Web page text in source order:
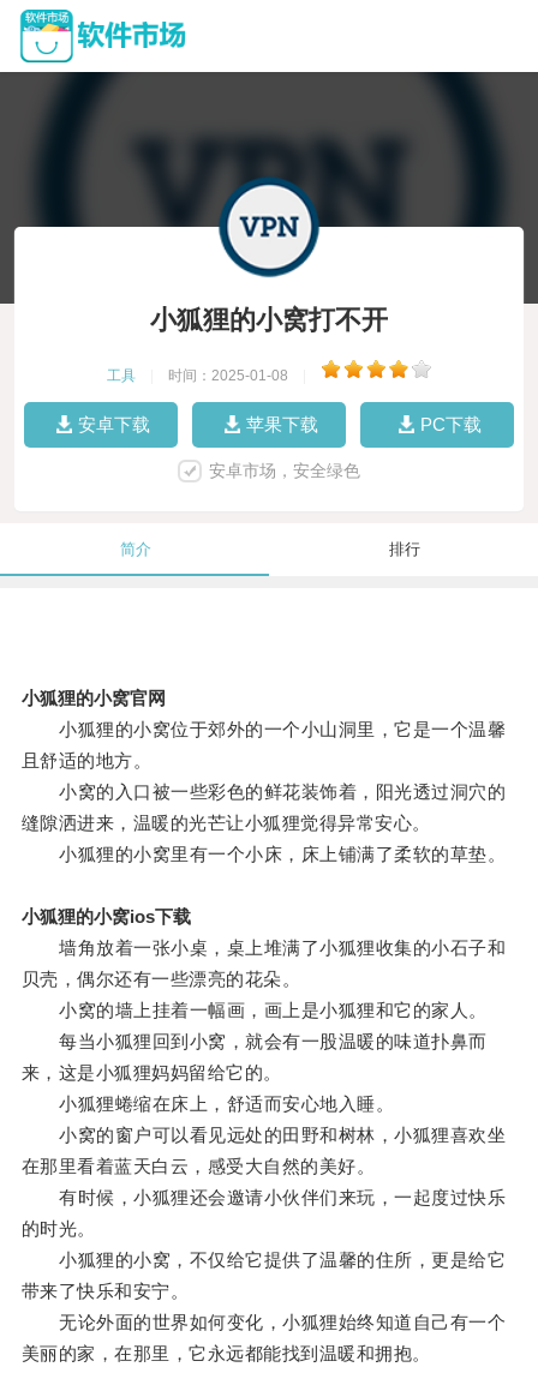
小狐狸的小窝打不开
工具 时间：2025-01-08
安卓下载 苹果下载 PC下载
安卓市场，安全绿色
简介 排行
小狐狸的小窝官网
小狐狸的小窝位于郊外的一个小山洞里，它是一个温馨
且舒适的地方。
小窝的入口被一些彩色的鲜花装饰着，阳光透过洞穴的
缝隙洒进来，温暖的光芒让小狐狸觉得异常安心。
小狐狸的小窝里有一个小床，床上铺满了柔软的草垫。
小狐狸的小窝ios下载
墙角放着一张小桌，桌上堆满了小狐狸收集的小石子和
贝壳，偶尔还有一些漂亮的花朵。
小窝的墙上挂着一幅画，画上是小狐狸和它的家人。
每当小狐狸回到小窝，就会有一股温暖的味道扑鼻而
来，这是小狐狸妈妈留给它的。
小狐狸蜷缩在床上，舒适而安心地入睡。
小窝的窗户可以看见远处的田野和树林，小狐狸喜欢坐
在那里看着蓝天白云，感受大自然的美好。
有时候，小狐狸还会邀请小伙伴们来玩，一起度过快乐
的时光。
小狐狸的小窝，不仅给它提供了温馨的住所，更是给它
带来了快乐和安宁。
无论外面的世界如何变化，小狐狸始终知道自己有一个
美丽的家，在那里，它永远都能找到温暖和拥抱。